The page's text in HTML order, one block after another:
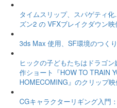
タイムスリップ、スパゲティ
ズン2 の VFXブレイクダウン映
3ds Max 使用、SF環境のつく
ヒックの子どもたちはドラゴ
作ショート『HOW TO TRAIN
HOMECOMING』のクリップ映
CGキャラクターリギング入門